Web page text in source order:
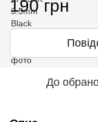
190 грн
До